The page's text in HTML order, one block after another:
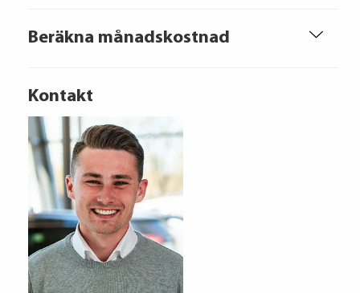
Beräkna månadskostnad
Kontakt